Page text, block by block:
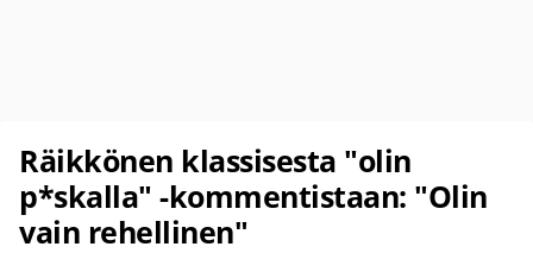
Räikkönen klassisesta "olin
p*skalla" -kommentistaan: "Olin
vain rehellinen"